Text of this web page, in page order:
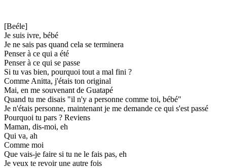
[Beéle]
Je suis ivre, bébé
Je ne sais pas quand cela se terminera
Penser à ce qui a été
Penser à ce qui se passe
Si tu vas bien, pourquoi tout a mal fini ?
Comme Anitta, j'étais ton original
Mai, en me souvenant de Guatapé
Quand tu me disais "il n'y a personne comme toi, bébé"
Je n'étais personne, maintenant je me demande ce qui s'est passé
Pourquoi tu pars ? Reviens
Maman, dis-moi, eh
Qui va, ah
Comme moi
Que vais-je faire si tu ne le fais pas, eh
Je veux te revoir une autre fois